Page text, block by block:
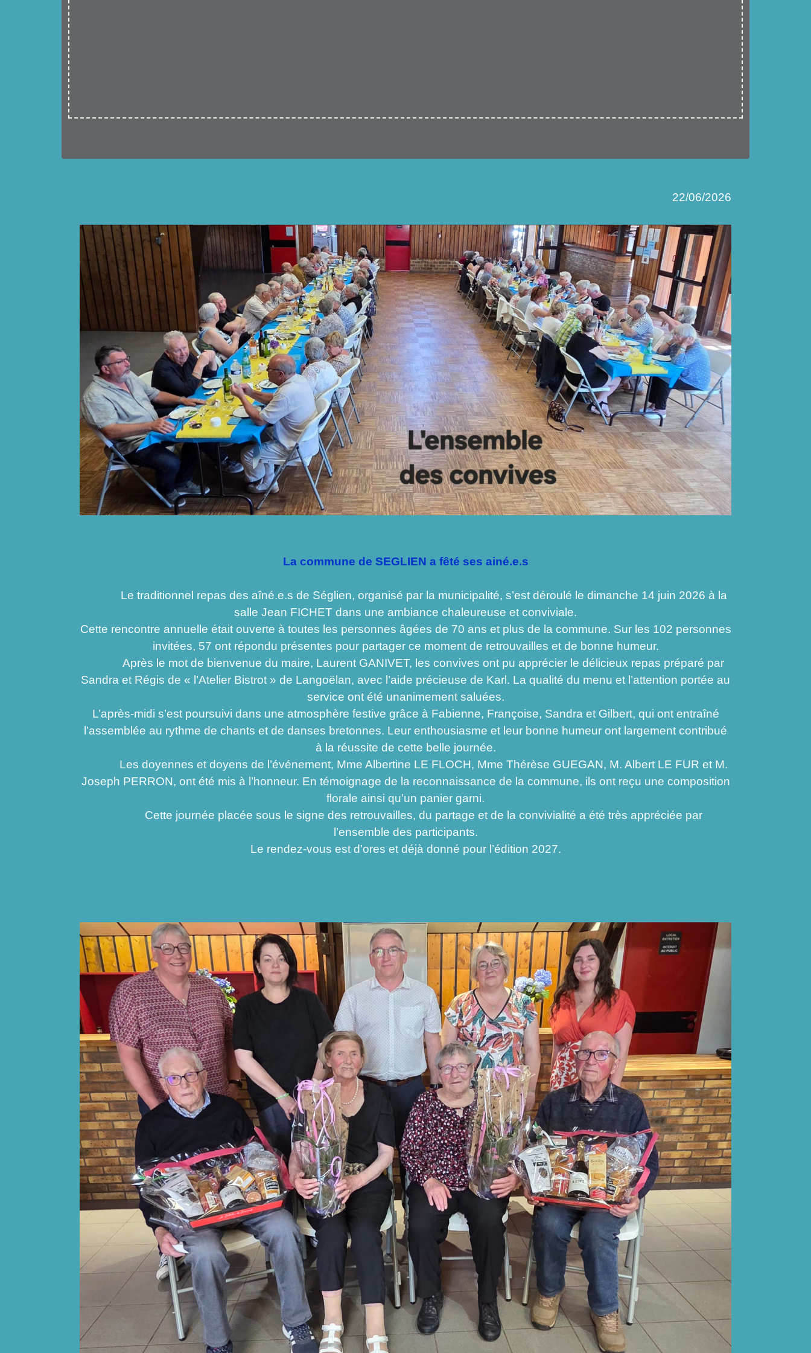
22/06/2026
La commune de SEGLIEN a fêté ses ainé.e.s
Le traditionnel repas des aîné.e.s de Séglien, organisé par la municipalité, s’est déroulé le dimanche 14 juin 2026 à la
salle Jean FICHET dans une ambiance chaleureuse et conviviale.
Cette rencontre annuelle était ouverte à toutes les personnes âgées de 70 ans et plus de la commune. Sur les 102 personnes
invitées, 57 ont répondu présentes pour partager ce moment de retrouvailles et de bonne humeur.
Après le mot de bienvenue du maire, Laurent GANIVET, les convives ont pu apprécier le délicieux repas préparé par
Sandra et Régis de « l’Atelier Bistrot » de Langoëlan, avec l’aide précieuse de Karl. La qualité du menu et l’attention portée au
service ont été unanimement saluées.
L’après-midi s’est poursuivi dans une atmosphère festive grâce à Fabienne, Françoise, Sandra et Gilbert, qui ont entraîné
l’assemblée au rythme de chants et de danses bretonnes. Leur enthousiasme et leur bonne humeur ont largement contribué
à la réussite de cette belle journée.
Les doyennes et doyens de l’événement, Mme Albertine LE FLOCH, Mme Thérèse GUEGAN, M. Albert LE FUR et M.
Joseph PERRON, ont été mis à l’honneur. En témoignage de la reconnaissance de la commune, ils ont reçu une composition
florale ainsi qu’un panier garni.
Cette journée placée sous le signe des retrouvailles, du partage et de la convivialité a été très appréciée par
l’ensemble des participants.
Le rendez-vous est d’ores et déjà donné pour l’édition 2027.